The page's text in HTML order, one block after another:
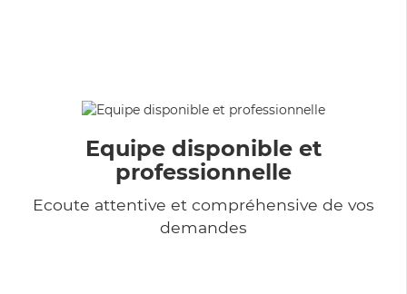
Equipe disponible et
professionnelle
Ecoute attentive et compréhensive de vos
demandes